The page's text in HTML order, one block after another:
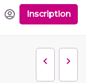
Inscription